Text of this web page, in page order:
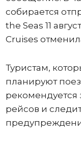
собирается
the Seas 11
Cruises
Туристам,
планируют
рекомендуется
рейсов и